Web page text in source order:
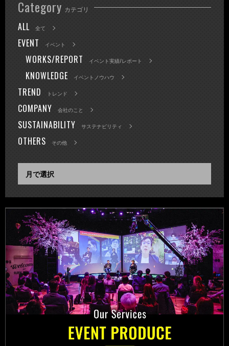
Category カテゴリ
ALL 全て
EVENT イベント
WORKS/REPORT イベント実績/レポート
KNOWLEDGE イベントノウハウ
TREND トレンド
COMPANY 会社のこと
SUSTAINABILITY サステナビリティ
OTHERS その他